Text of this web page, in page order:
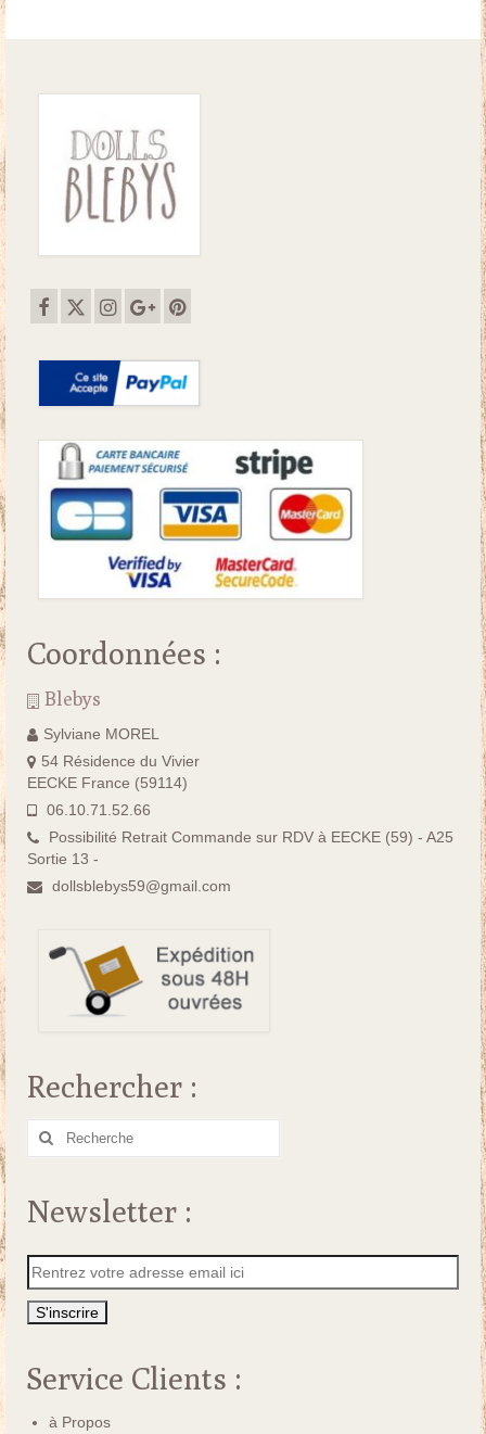
Coordonnées :
Blebys
Sylviane MOREL
54 Résidence du Vivier
EECKE France (59114)
06.10.71.52.66
Possibilité Retrait Commande sur RDV à EECKE (59) - A25
Sortie 13 -
dollsblebys59@gmail.com
Rechercher :
Rechercher
Newsletter :
Service Clients :
à Propos